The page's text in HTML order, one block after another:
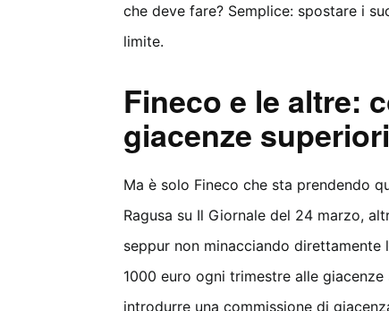
che deve fare? Semplice: spostare i
limite.
Fineco e le altre:
giacenze
Ma è solo Fineco che sta prendendo
Ragusa su Il Giornale del 24 marzo,
seppur non minacciando direttamente
1000 euro ogni trimestre alle
introdurre una commissione di